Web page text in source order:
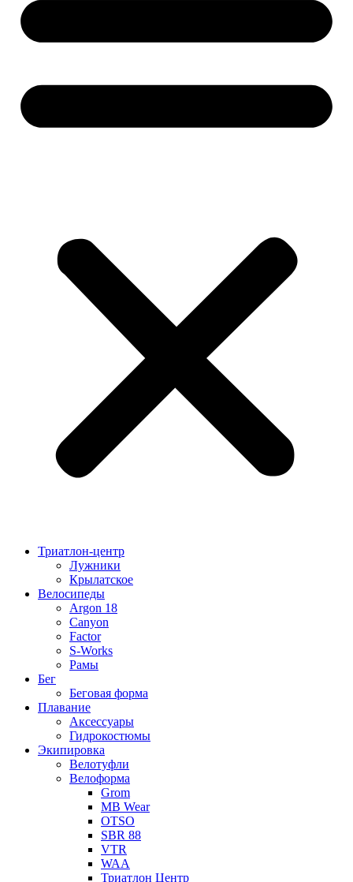
Триатлон-центр
Лужники
Крылатское
Велосипеды
Argon 18
Canyon
Factor
S-Works
Рамы
Бег
Беговая форма
Плавание
Аксессуары
Гидрокостюмы
Экипировка
Велотуфли
Велоформа
Grom
MB Wear
OTSO
SBR 88
VTR
WAA
Триатлон Центр